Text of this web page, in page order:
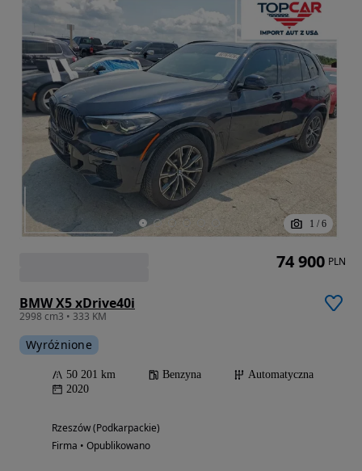
1 / 6
BMW X5 xDrive40i
2998 cm3 • 333 KM
Wyróżnione
50 201 km Benzyna
Automatyczna
2020
Rzeszów (Podkarpackie)
Firma • Opublikowano
74 900 PLN